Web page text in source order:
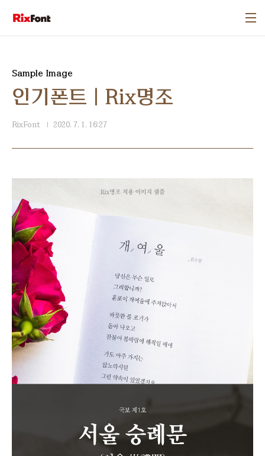
Sample Image
인기폰트 | Rix명조
RixFont 2020. 7. 1. 16:27